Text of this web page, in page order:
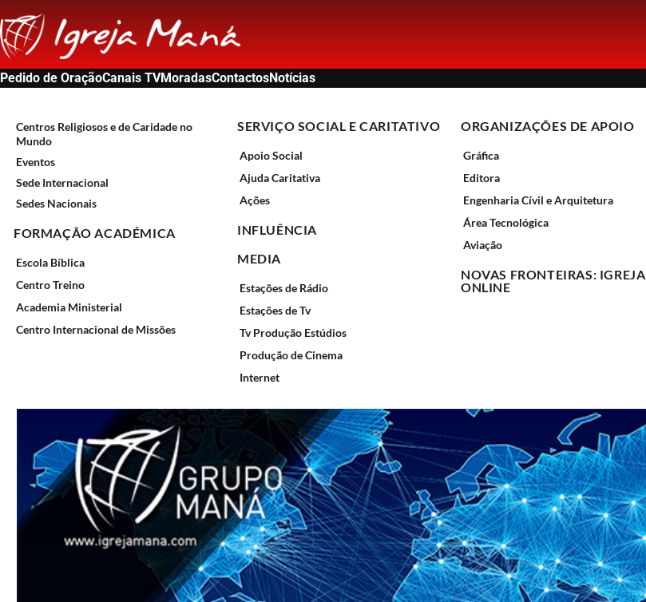
Pedido de OraçãoCanais TVMoradasContactosNotícias
Centros Religiosos e de Caridade no
Mundo
Eventos
Sede Internacional
Sedes Nacionais
FORMAÇÃO ACADÉMICA
Escola Bíblica
Centro Treino
Academia Ministerial
Centro Internacional de Missões
SERVIÇO SOCIAL E CARITATIVO
Apoio Social
Ajuda Caritativa
Ações
INFLUÊNCIA
MEDIA
Estações de Rádio
Estações de Tv
Tv Produção Estúdios
Produção de Cinema
Internet
ORGANIZAÇÕES DE APOIO
Gráfica
Editora
Engenharia Cívil e Arquitetura
Área Tecnológica
Aviação
NOVAS FRONTEIRAS: IGREJA
ONLINE